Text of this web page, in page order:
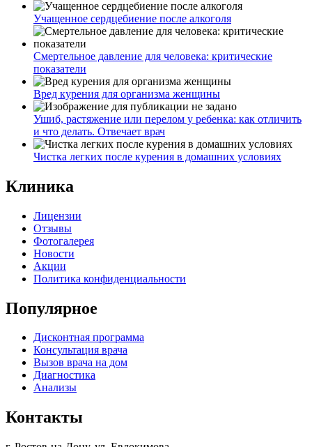
Учащенное сердцебиение после алкоголя
Смертельное давление для человека: критические
показатели
Вред курения для организма женщины
Ушиб, растяжение или перелом у ребенка: как отличить
и что делать. Отвечает врач
Чистка легких после курения в домашних условиях
Клиника
Лицензии
Отзывы
Фотогалерея
Новости
Акции
Политика конфиденциальности
Популярное
Дисконтная программа
Консультация врача
Вызов врача на дом
Диагностика
Анализы
Контакты